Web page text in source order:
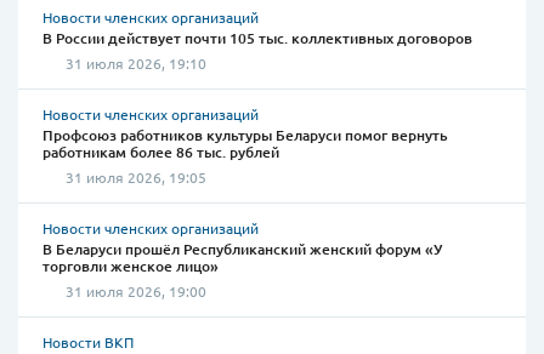
Новости членских организаций
В России действует почти 105 тыс. коллективных договоров
31 июля 2026, 19:10
Новости членских организаций
Профсоюз работников культуры Беларуси помог вернуть
работникам более 86 тыс. рублей
31 июля 2026, 19:05
Новости членских организаций
В Беларуси прошёл Республиканский женский форум «У
торговли женское лицо»
31 июля 2026, 19:00
Новости ВКП